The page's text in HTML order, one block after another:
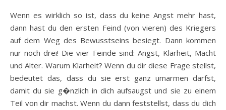
Wenn es wirklich so ist, dass du keine Angst mehr hast,
dann hast du den ersten Feind (von vieren) des Kriegers
auf dem Weg des Bewusstseins besiegt. Dann kommen
nur noch drei! Die vier Feinde sind: Angst, Klarheit, Macht
und Alter. Warum Klarheit? Wenn du dir diese Frage stellst,
bedeutet das, dass du sie erst ganz umarmen darfst,
damit du sie g�nzlich in dich aufsaugst und sie zu einem
Teil von dir machst. Wenn du dann feststellst, dass du dich